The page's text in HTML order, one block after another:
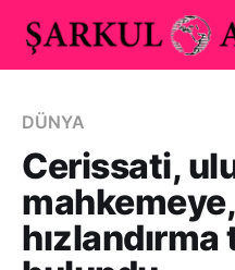
DÜNYA
Cerissati,